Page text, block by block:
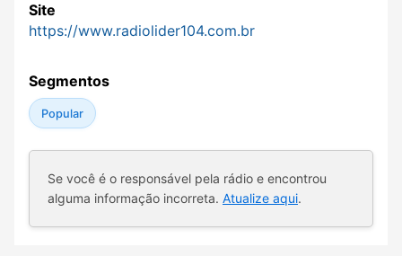
Site
https://www.radiolider104.com.br
Segmentos
Popular
Se você é o responsável pela rádio e encontrou
alguma informação incorreta. Atualize aqui.